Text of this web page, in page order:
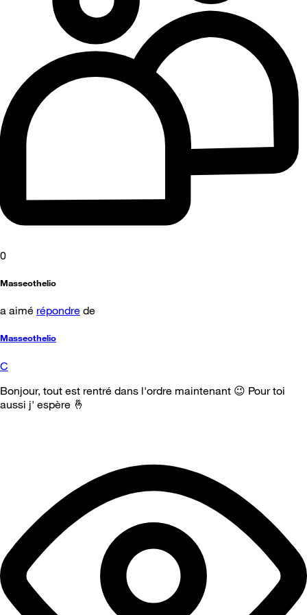
0
Masseothelio
a aimé répondre de
Masseothelio
C
Bonjour, tout est rentré dans l'ordre maintenant 😉 Pour toi
aussi j' espère 🤞